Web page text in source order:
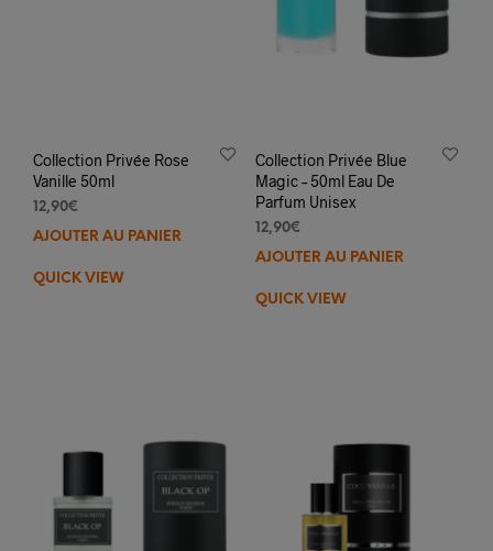
Collection Privée Rose
Vanille 50ml
12,90€
AJOUTER AU PANIER
QUICK VIEW
Collection Privée Blue
Magic – 50ml Eau De
Parfum Unisex
12,90€
AJOUTER AU PANIER
QUICK VIEW